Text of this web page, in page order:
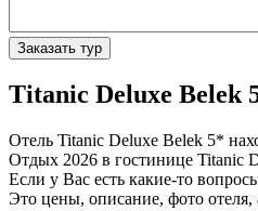
Заказать тур
Titanic Deluxe Belek
Отель Titanic Deluxe Belek 5*
Отдых 2026 в гостинице Titanic
Если у Вас есть какие-то
Это цены, описание, фото